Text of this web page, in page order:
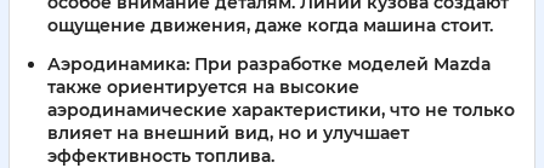
ощущение движения, даже когда машина стоит.
Аэродинамика: При разработке моделей Mazda
также ориентируется на высокие
аэродинамические характеристики, что не только
влияет на внешний вид, но и улучшает
эффективность топлива.